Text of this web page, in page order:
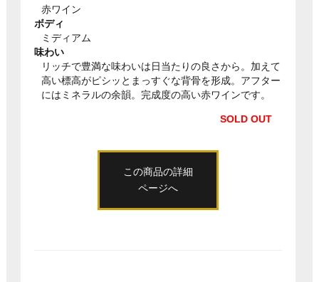
赤ワイン
ボディ
ミディアム
味わい
リッチで豊満な味わいは日当たりの良さから。加えて
高い標高がピシッとまっすぐな背骨を形成。アフター
にはミネラルの余韻。完成度の高い赤ワインです。
SOLD OUT
この商品の詳細
ページへ